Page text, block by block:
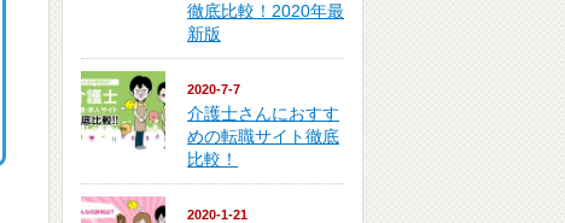
徹底比較！2020年最
新版
2020-7-7
介護士さんにおすす
めの転職サイト徹底
比較！
2020-1-21